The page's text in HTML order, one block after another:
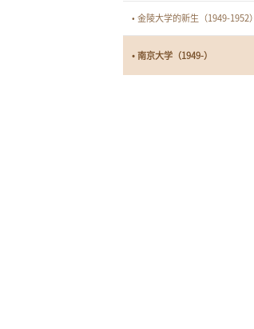
• 金陵大学的新生（1949-1952）
• 南京大学（1949-）